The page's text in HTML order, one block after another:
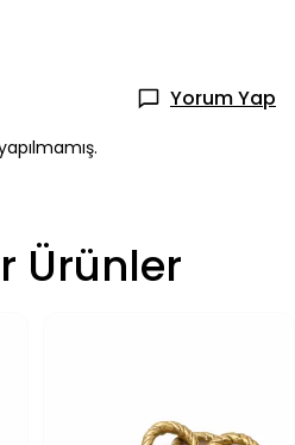
Yorum Yap
Ürünler